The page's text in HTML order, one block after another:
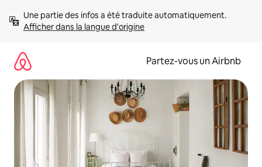
directement
Afficher dans la langue d'origine
Partez-vous un Airbnb